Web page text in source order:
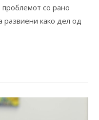
со рано
како дел од